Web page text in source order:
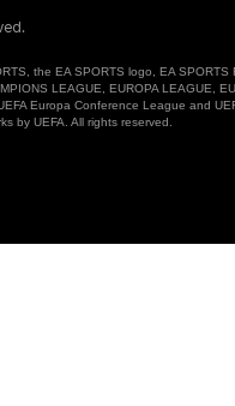
the EA SPORTS logo, EA
LEAGUE, EUROPA LEAGUE,
Europa Conference League and
by UEFA. All rights reserved.